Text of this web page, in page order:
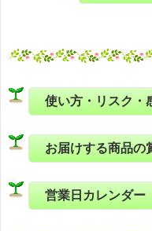
使い方・リスク・
お届けする商品の
営業日カレンダー